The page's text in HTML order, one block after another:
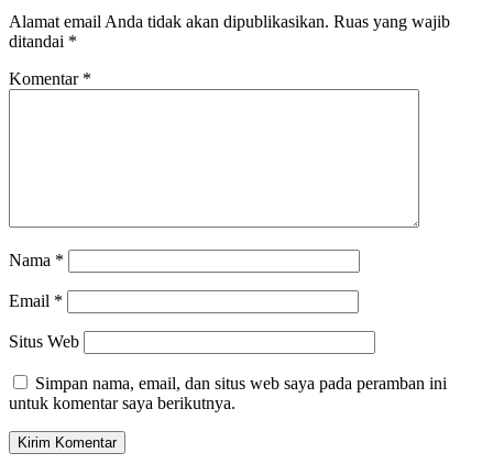
Alamat email Anda tidak akan dipublikasikan. Ruas yang wajib
ditandai *
Komentar *
Nama *
Email *
Situs Web
Simpan nama, email, dan situs web saya pada peramban ini
untuk komentar saya berikutnya.